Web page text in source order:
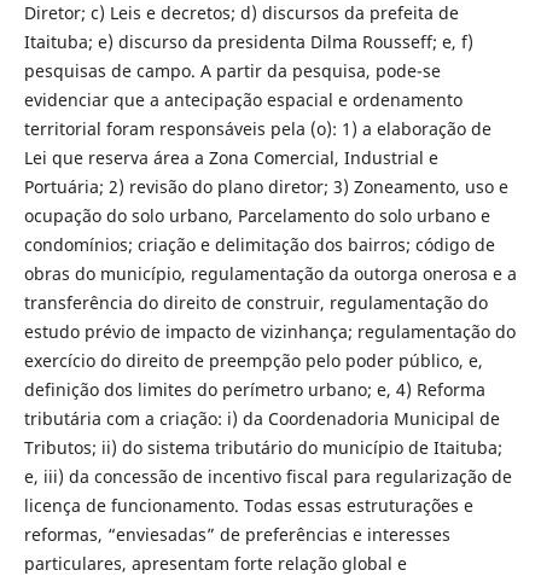
Diretor; c) Leis e decretos; d) discursos da prefeita de
Itaituba; e) discurso da presidenta Dilma Rousseff; e, f)
pesquisas de campo. A partir da pesquisa, pode-se
evidenciar que a antecipação espacial e ordenamento
territorial foram responsáveis pela (o): 1) a elaboração de
Lei que reserva área a Zona Comercial, Industrial e
Portuária; 2) revisão do plano diretor; 3) Zoneamento, uso e
ocupação do solo urbano, Parcelamento do solo urbano e
condomínios; criação e delimitação dos bairros; código de
obras do município, regulamentação da outorga onerosa e a
transferência do direito de construir, regulamentação do
estudo prévio de impacto de vizinhança; regulamentação do
exercício do direito de preempção pelo poder público, e,
definição dos limites do perímetro urbano; e, 4) Reforma
tributária com a criação: i) da Coordenadoria Municipal de
Tributos; ii) do sistema tributário do município de Itaituba;
e, iii) da concessão de incentivo fiscal para regularização de
licença de funcionamento. Todas essas estruturações e
reformas, “enviesadas” de preferências e interesses
particulares, apresentam forte relação global e